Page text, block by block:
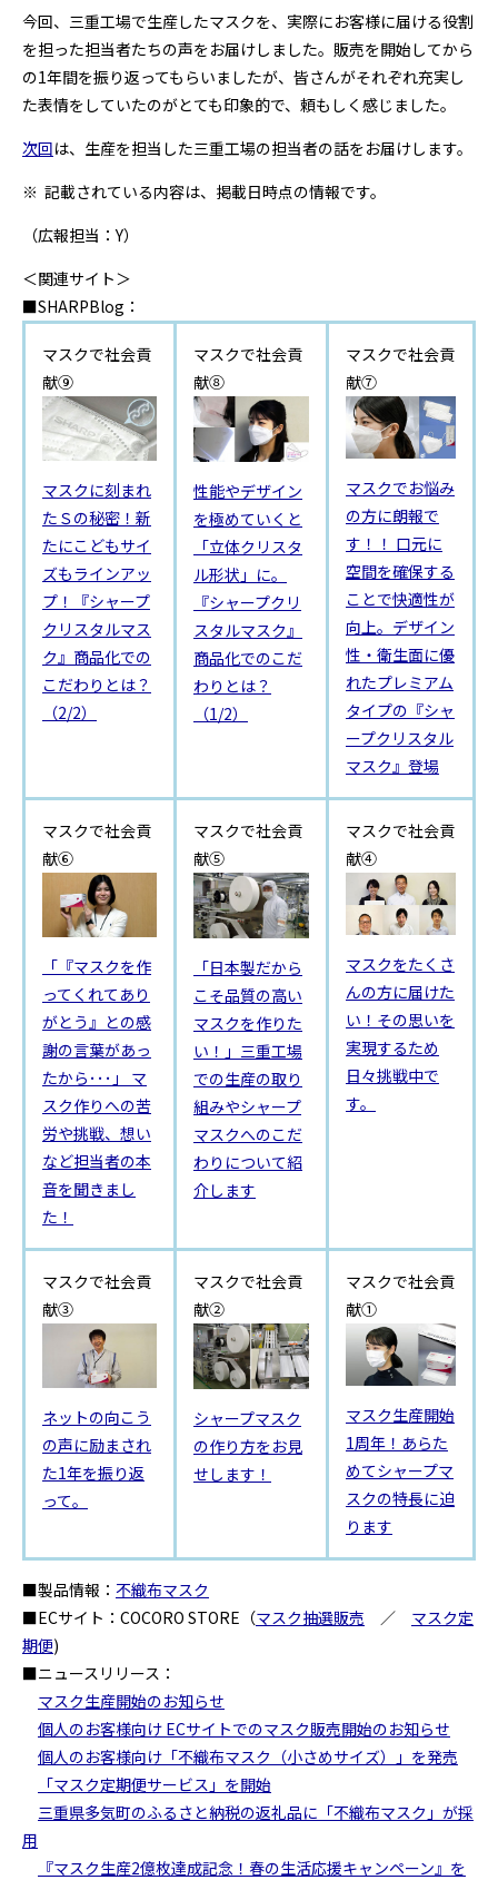
今回、三重工場で生産したマスクを、実際にお客様に届ける役割
を担った担当者たちの声をお届けしました。販売を開始してから
の1年間を振り返ってもらいましたが、皆さんがそれぞれ充実し
た表情をしていたのがとても印象的で、頼もしく感じました。
次回は、生産を担当した三重工場の担当者の話をお届けします。
※ 記載されている内容は、掲載日時点の情報です。
（広報担当：Y）
＜関連サイト＞
■SHARPBlog：
マスクで社会貢
献⑨
マスクに刻まれ
たＳの秘密！新
たにこどもサイ
ズもラインアッ
プ！『シャープ
クリスタルマス
ク』商品化での
こだわりとは？
（2/2）
マスクで社会貢
献⑧
性能やデザイン
を極めていくと
「立体クリスタ
ル形状」に。
『シャープクリ
スタルマスク』
商品化でのこだ
わりとは？
（1/2）
マスクで社会貢
献⑦
マスクでお悩み
の方に朗報で
す！！ 口元に
空間を確保する
ことで快適性が
向上。デザイン
性・衛生面に優
れたプレミアム
タイプの『シャ
ープクリスタル
マスク』登場
マスクで社会貢
献⑥
「『マスクを作
ってくれてあり
がとう』との感
謝の言葉があっ
たから･･･」 マ
スク作りへの苦
労や挑戦、想い
など担当者の本
音を聞きまし
た！
マスクで社会貢
献⑤
「日本製だから
こそ品質の高い
マスクを作りた
い！」三重工場
での生産の取り
組みやシャープ
マスクへのこだ
わりについて紹
介します
マスクで社会貢
献④
マスクをたくさ
んの方に届けた
い！その思いを
実現するため
日々挑戦中で
す。
マスクで社会貢
献③
ネットの向こう
の声に励まされ
た1年を振り返
って。
マスクで社会貢
献②
シャープマスク
の作り方をお見
せします！
マスクで社会貢
献①
マスク生産開始
1周年！あらた
めてシャープマ
スクの特長に迫
ります
■製品情報： 不織布マスク
■ECサイト：COCORO STORE（マスク抽選販売 ／ マスク定
期便)
■ニュースリリース：
マスク生産開始のお知らせ
個人のお客様向け ECサイトでのマスク販売開始のお知らせ
個人のお客様向け「不織布マスク（小さめサイズ）」を発売
「マスク定期便サービス」を開始
三重県多気町のふるさと納税の返礼品に「不織布マスク」が採
用
『マスク生産2億枚達成記念！春の生活応援キャンペーン』を